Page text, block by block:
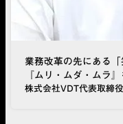
業務改革の先にある
『ムリ・ムダ・ムラ
株式会社VDT代表取締